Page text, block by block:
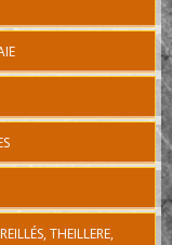
THEILLERE,